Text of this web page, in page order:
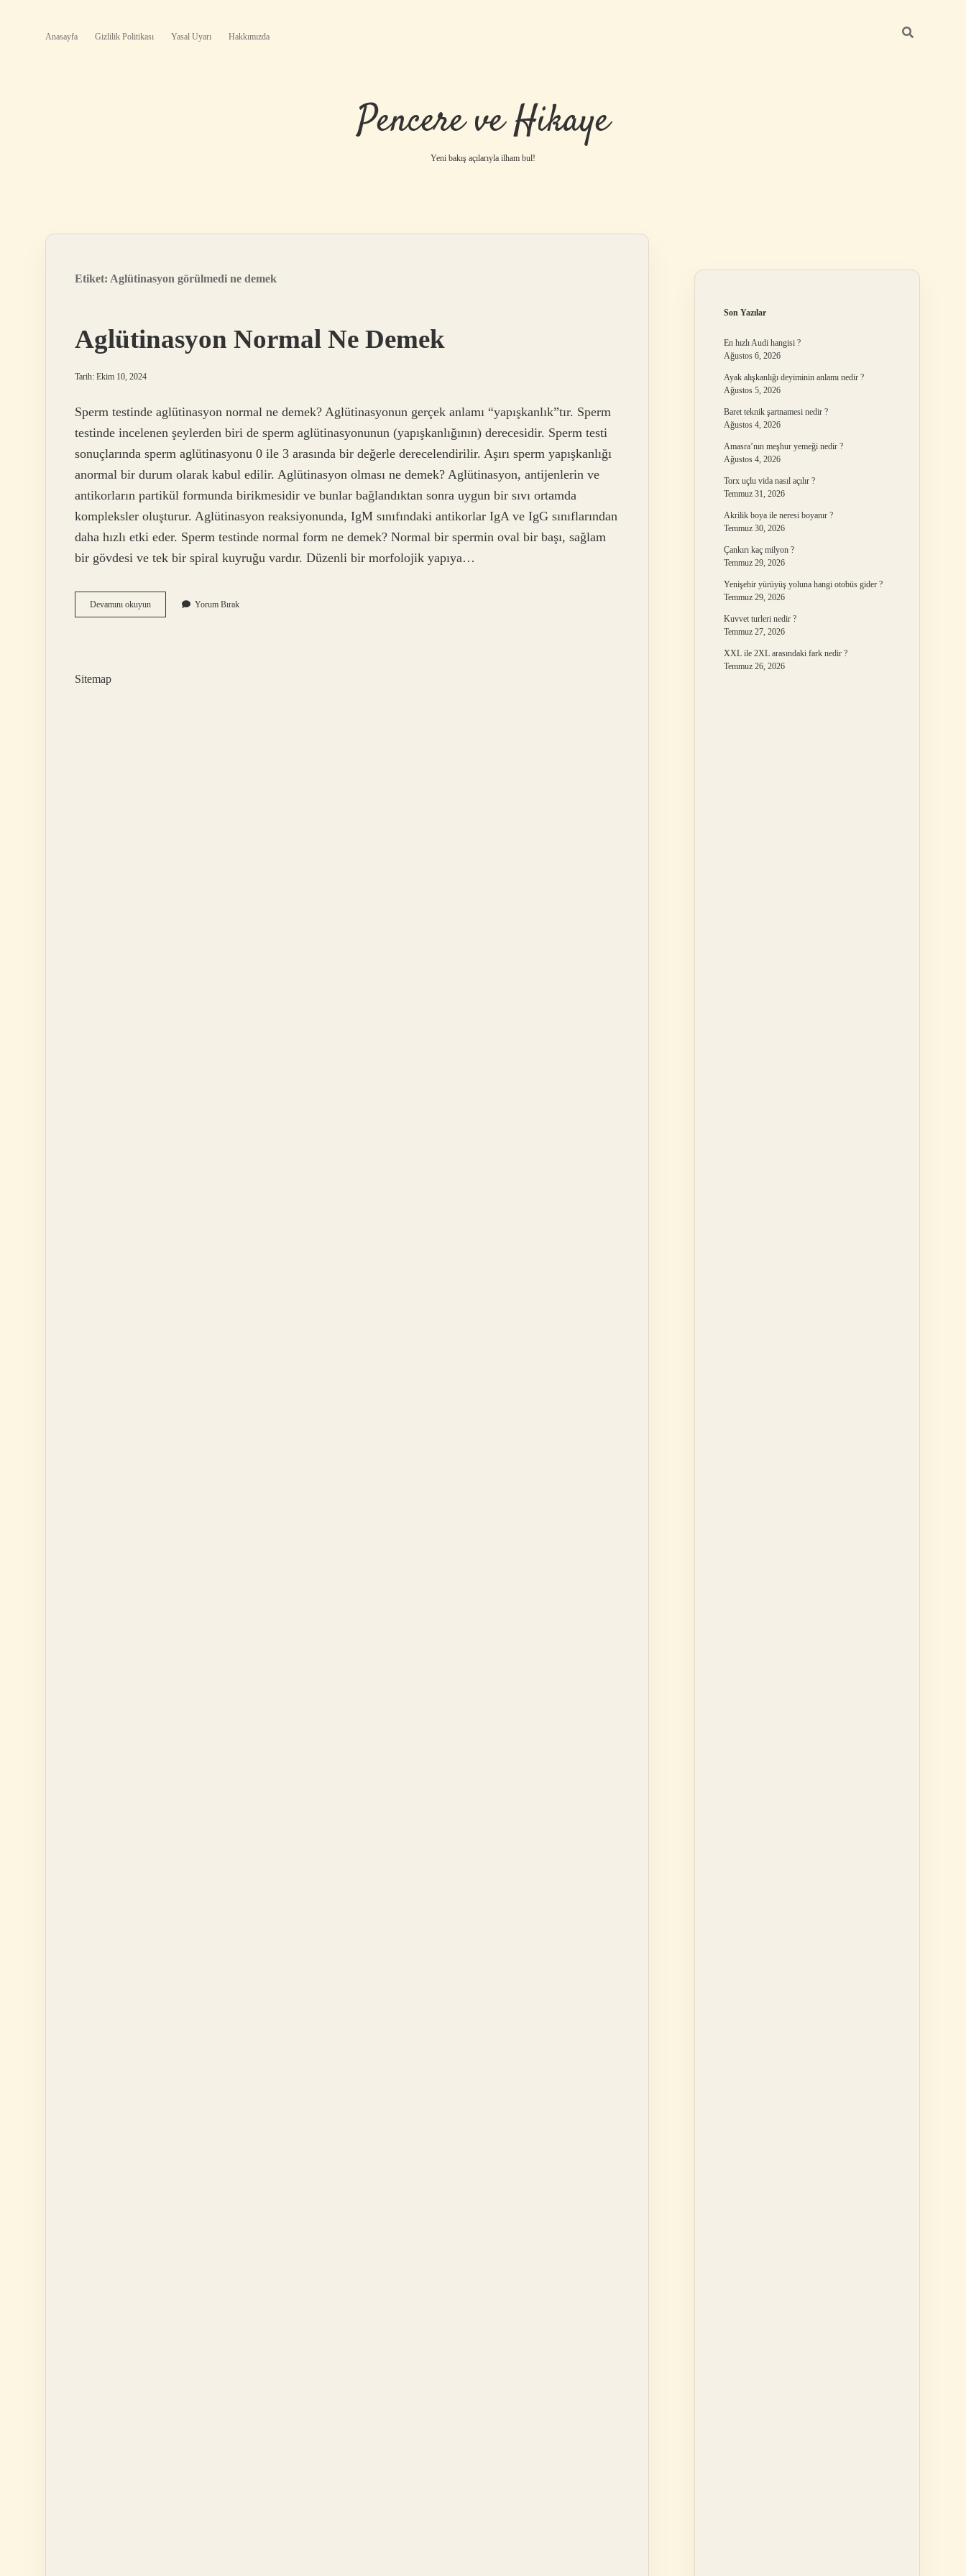
Anasayfa Gizlilik Politikası Yasal Uyarı Hakkımızda
Pencere ve Hikaye
Yeni bakış açılarıyla ilham bul!
Etiket: Aglütinasyon görülmedi ne demek
Aglütinasyon Normal Ne Demek
Tarih: Ekim 10, 2024
Sperm testinde aglütinasyon normal ne demek? Aglütinasyonun gerçek anlamı “yapışkanlık”tır. Sperm
testinde incelenen şeylerden biri de sperm aglütinasyonunun (yapışkanlığının) derecesidir. Sperm testi
sonuçlarında sperm aglütinasyonu 0 ile 3 arasında bir değerle derecelendirilir. Aşırı sperm yapışkanlığı
anormal bir durum olarak kabul edilir. Aglütinasyon olması ne demek? Aglütinasyon, antijenlerin ve
antikorların partikül formunda birikmesidir ve bunlar bağlandıktan sonra uygun bir sıvı ortamda
kompleksler oluşturur. Aglütinasyon reaksiyonunda, IgM sınıfındaki antikorlar IgA ve IgG sınıflarından
daha hızlı etki eder. Sperm testinde normal form ne demek? Normal bir spermin oval bir başı, sağlam
bir gövdesi ve tek bir spiral kuyruğu vardır. Düzenli bir morfolojik yapıya…
Devamını okuyunAglütinasyon
Normal
Yorum Bırak
Sitemap
Son Yazılar
En hızlı Audi hangisi ?
Ağustos 6, 2026
Ayak alışkanlığı deyiminin anlamı nedir ?
Ağustos 5, 2026
Baret teknik şartnamesi nedir ?
Ağustos 4, 2026
Amasra’nın meşhur yemeği nedir ?
Ağustos 4, 2026
Torx uçlu vida nasıl açılır ?
Temmuz 31, 2026
Akrilik boya ile neresi boyanır ?
Temmuz 30, 2026
Çankırı kaç milyon ?
Temmuz 29, 2026
Yenişehir yürüyüş yoluna hangi otobüs gider ?
Temmuz 29, 2026
Kuvvet turleri nedir ?
Temmuz 27, 2026
XXL ile 2XL arasındaki fark nedir ?
Temmuz 26, 2026